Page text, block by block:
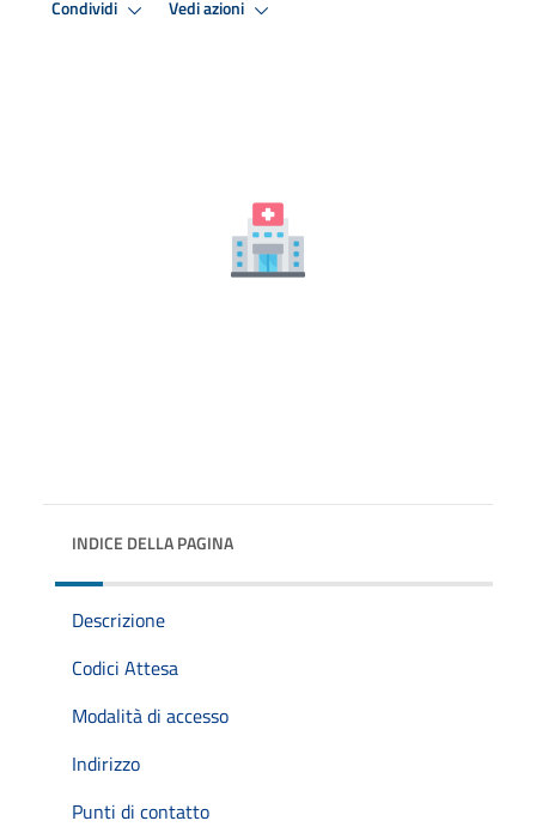
Condividi Vedi azioni
INDICE DELLA PAGINA
Descrizione
Codici Attesa
Modalità di accesso
Indirizzo
Punti di contatto